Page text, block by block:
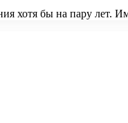
хотя бы на пару лет.